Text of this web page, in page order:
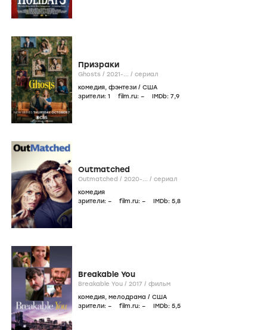
Призраки
Ghosts / 2021-... / сериал
комедия, фэнтези / США
зрители: 1 film.ru: – IMDb: 7,9
Outmatched
Outmatched / 2020-... / сериал
комедия
зрители: – film.ru: – IMDb: 5,8
Breakable You
Breakable You / 2017 / фильм
комедия, мелодрама / США
зрители: – film.ru: – IMDb: 5,5